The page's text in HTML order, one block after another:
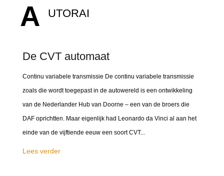
A UTORAI
De CVT automaat
Continu variabele transmissie De continu variabele transmissie
zoals die wordt toegepast in de autowereld is een ontwikkeling
van de Nederlander Hub van Doorne – een van de broers die
DAF oprichtten. Maar eigenlijk had Leonardo da Vinci al aan het
einde van de vijftiende eeuw een soort CVT...
Lees verder